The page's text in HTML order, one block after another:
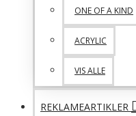
ONE OF A KIND
ACRYLIC
VIS ALLE
REKLAMEARTIKLER